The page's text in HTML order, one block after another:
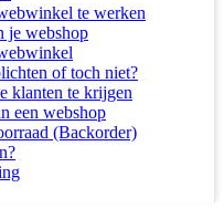
te werken
je webshop
of toch niet?
klanten te krijgen
een webshop
(Backorder)